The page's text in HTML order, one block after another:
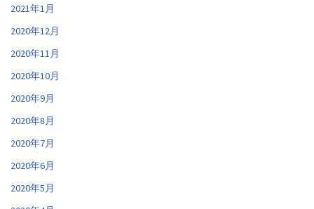
2021年1月
2020年12月
2020年11月
2020年10月
2020年9月
2020年8月
2020年7月
2020年6月
2020年5月